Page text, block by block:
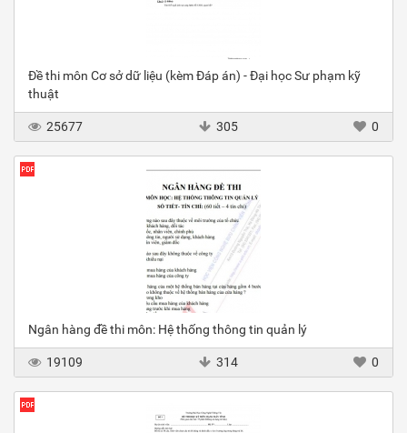
Đề thi môn Cơ sở dữ liệu (kèm Đáp án) - Đại học Sư phạm kỹ
thuật
25677 305 0
Ngân hàng đề thi môn: Hệ thống thông tin quản lý
19109 314 0